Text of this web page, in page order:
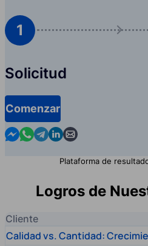
1
Solicitud
Comenzar
Contact us in Messenger
Contact us in WhatsApp
Contact us in Telegram
Contact us in Linkedin
Contact us by email
Plataforma de
Logros de
Cliente
Calidad vs. Cantidad: